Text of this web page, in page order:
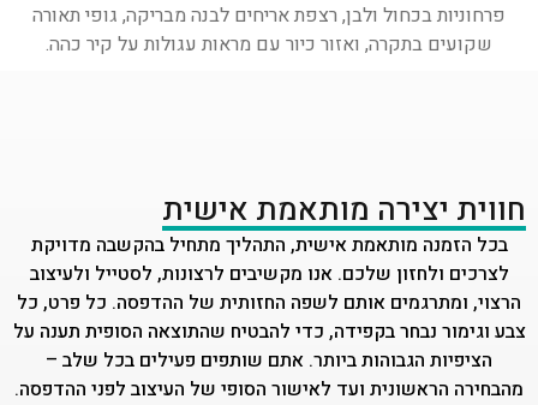
חווית יצירה מותאמת אישית
בכל הזמנה מותאמת אישית, התהליך מתחיל בהקשבה מדויקת
לצרכים ולחזון שלכם. אנו מקשיבים לרצונות, לסטייל ולעיצוב
הרצוי, ומתרגמים אותם לשפה החזותית של ההדפסה. כל פרט, כל
צבע וגימור נבחר בקפידה, כדי להבטיח שהתוצאה הסופית תענה על
הציפיות הגבוהות ביותר. אתם שותפים פעילים בכל שלב –
מהבחירה הראשונית ועד לאישור הסופי של העיצוב לפני ההדפסה.